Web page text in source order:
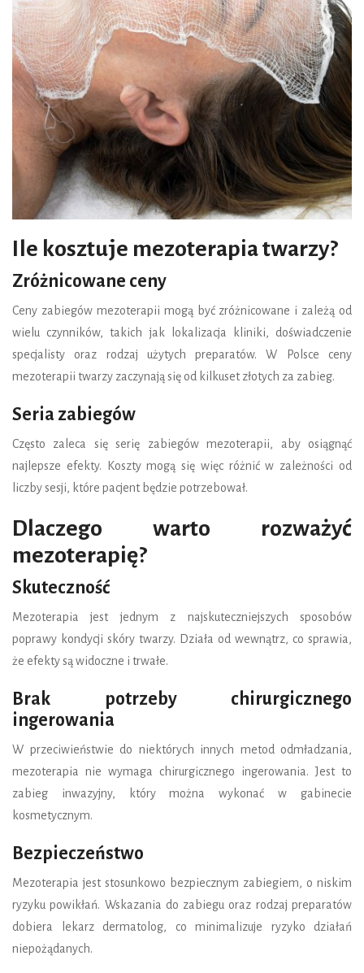
Ile kosztuje mezoterapia twarzy?
Zróżnicowane ceny
Ceny zabiegów mezoterapii mogą być zróżnicowane i zależą od
wielu czynników, takich jak lokalizacja kliniki, doświadczenie
specjalisty oraz rodzaj użytych preparatów. W Polsce ceny
mezoterapii twarzy zaczynają się od kilkuset złotych za zabieg.
Seria zabiegów
Często zaleca się serię zabiegów mezoterapii, aby osiągnąć
najlepsze efekty. Koszty mogą się więc różnić w zależności od
liczby sesji, które pacjent będzie potrzebował.
Dlaczego warto rozważyć
mezoterapię?
Skuteczność
Mezoterapia jest jednym z najskuteczniejszych sposobów
poprawy kondycji skóry twarzy. Działa od wewnątrz, co sprawia,
że efekty są widoczne i trwałe.
Brak potrzeby chirurgicznego
ingerowania
W przeciwieństwie do niektórych innych metod odmładzania,
mezoterapia nie wymaga chirurgicznego ingerowania. Jest to
zabieg inwazyjny, który można wykonać w gabinecie
kosmetycznym.
Bezpieczeństwo
Mezoterapia jest stosunkowo bezpiecznym zabiegiem, o niskim
ryzyku powikłań. Wskazania do zabiegu oraz rodzaj preparatów
dobiera lekarz dermatolog, co minimalizuje ryzyko działań
niepożądanych.